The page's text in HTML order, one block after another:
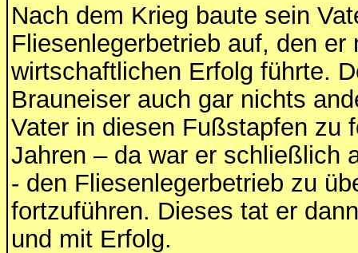
Nach dem Krieg baute sein
Fliesenlegerbetrieb auf, den er
wirtschaftlichen Erfolg führte.
Brauneiser auch gar nichts
Vater in diesen Fußstapfen zu
Jahren – da war er schließlich
- den Fliesenlegerbetrieb zu
fortzuführen. Dieses tat er
und mit Erfolg.